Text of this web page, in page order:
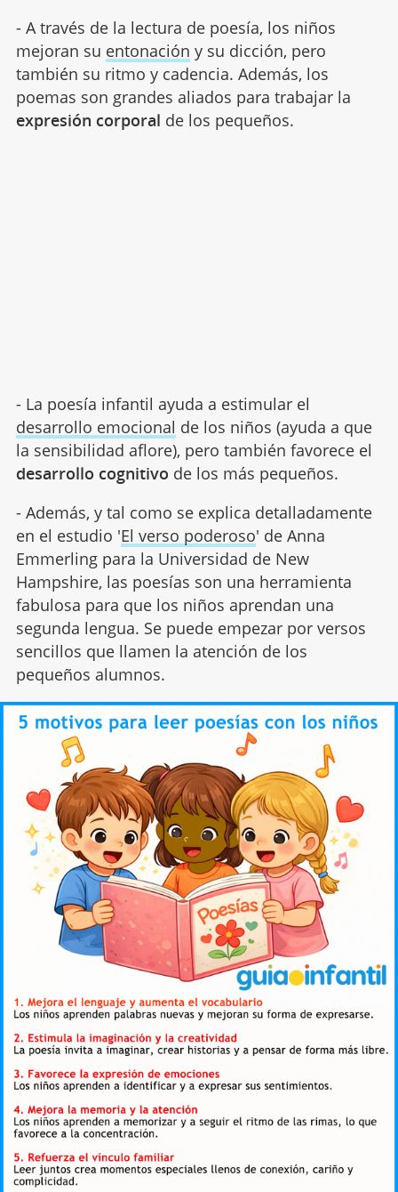
- A través de la lectura de poesía, los niños
mejoran su entonación y su dicción, pero
también su ritmo y cadencia. Además, los
poemas son grandes aliados para trabajar la
expresión corporal de los pequeños.
- La poesía infantil ayuda a estimular el
desarrollo emocional de los niños (ayuda a que
la sensibilidad aflore), pero también favorece el
desarrollo cognitivo de los más pequeños.
- Además, y tal como se explica detalladamente
en el estudio 'El verso poderoso' de Anna
Emmerling para la Universidad de New
Hampshire, las poesías son una herramienta
fabulosa para que los niños aprendan una
segunda lengua. Se puede empezar por versos
sencillos que llamen la atención de los
pequeños alumnos.